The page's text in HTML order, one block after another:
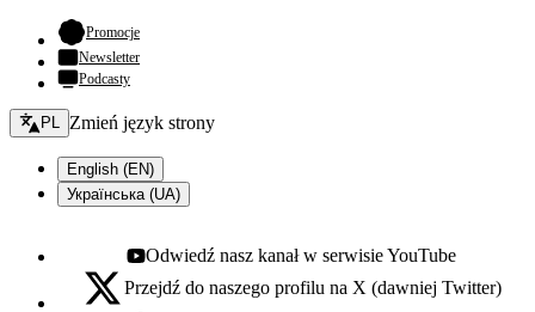
Promocje- otwiera się w nowej karcie
Newsletter
Podcasty
Zmień język - bieżący:
PL Zmień język strony
English (EN)
Українська (UA)
Youtube - otwiera się w nowej karcie
Odwiedź nasz kanał w serwisie YouTube
X - otwiera się w nowej karcie
Przejdź do naszego profilu na X (dawniej Twitter)